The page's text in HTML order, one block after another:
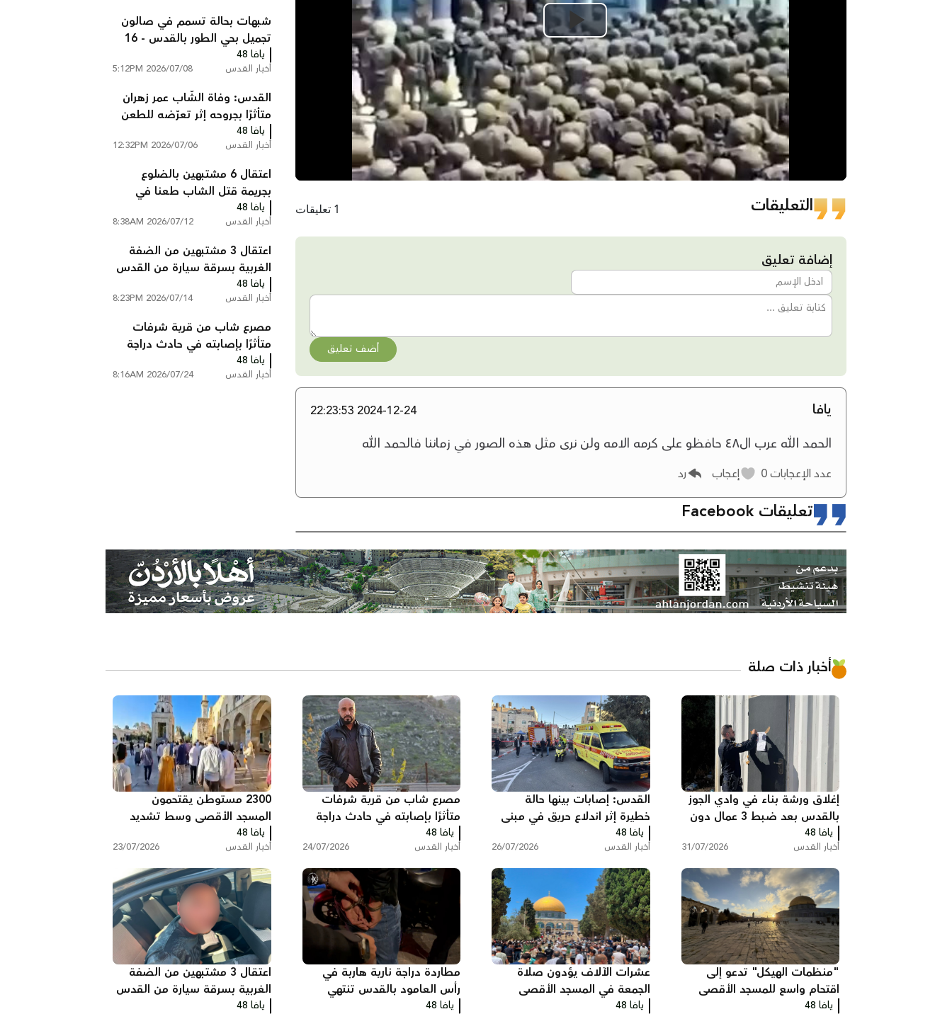
Play
Video
التعليقات 1 تعليقات
إضافة تعليق
أضف تعليق
يافا 2024-12-24 22:23:53
الحمد الله عرب ال٤٨ حافظو على كرمه الامه ولن نرى مثل هذه الصور في زماننا فالحمد الله
عدد الإعجابات إعجاب رد
تعليقات Facebook
شبهات بحالة تسمم في صالون
تجميل بحي الطور بالقدس - 16
امرأة فاقدات للوعي
يافا 48
أخبار القدس 2026/07/08 5:12PM
القدس: وفاة الشّاب عمر زهران
متأثرًا بجروحه إثر تعرّضه للطعن
أمس الأحد
يافا 48
أخبار القدس 2026/07/06 12:32PM
اعتقال 6 مشتبهين بالضلوع
بجريمة قتل الشاب طعنا في
القدس
يافا 48
أخبار القدس 2026/07/12 8:38AM
اعتقال 3 مشتبهين من الضفة
الغربية بسرقة سيارة من القدس
يافا 48
أخبار القدس 2026/07/14 8:23PM
مصرع شاب من قرية شرفات
متأثرًا بإصابته في حادث دراجة
نارية بالقدس
يافا 48
أخبار القدس 2026/07/24 8:16AM
أخبار ذات صلة
إغلاق ورشة بناء في وادي الجوز
بالقدس بعد ضبط 3 عمال دون
تصاريح
يافا 48
أخبار القدس 31/07/2026
القدس: إصابات بينها حالة
خطيرة إثر اندلاع حريق في مبنى
سكني ببيت حنينا
يافا 48
أخبار القدس 26/07/2026
مصرع شاب من قرية شرفات
متأثرًا بإصابته في حادث دراجة
نارية بالقدس
يافا 48
أخبار القدس 24/07/2026
2300 مستوطن يقتحمون
المسجد الأقصى وسط تشديد
القيود على المصلين
يافا 48
أخبار القدس 23/07/2026
"منظمات الهيكل" تدعو إلى
اقتحام واسع للمسجد الأقصى
الخميس
يافا 48
عشرات الآلاف يؤدون صلاة
الجمعة في المسجد الأقصى
يافا 48
مطاردة دراجة نارية هاربة في
رأس العامود بالقدس تنتهي
بإصابة مشتبه واعتقال آخر
يافا 48
اعتقال 3 مشتبهين من الضفة
الغربية بسرقة سيارة من القدس
يافا 48